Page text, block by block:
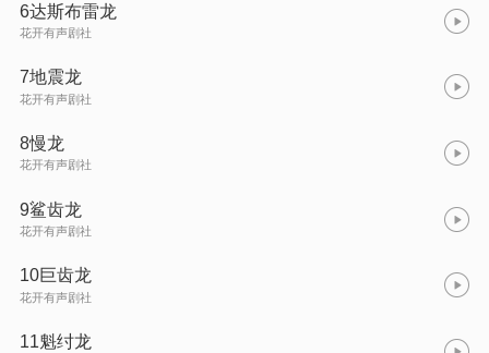
6达斯布雷龙
花开有声剧社
7地震龙
花开有声剧社
8慢龙
花开有声剧社
9鲨齿龙
花开有声剧社
10巨齿龙
花开有声剧社
11魁纣龙